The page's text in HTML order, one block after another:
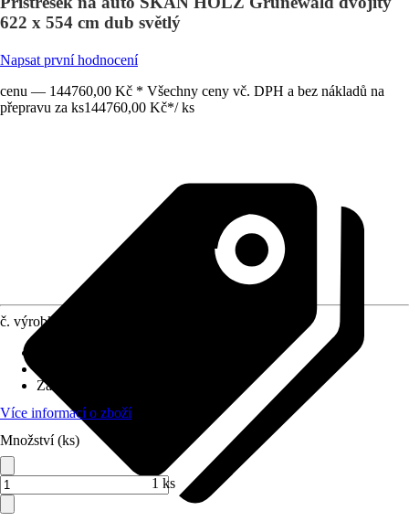
622 x 554 cm dub světlý
Napsat první hodnocení
cenu — 144760,00 Kč * Všechny ceny vč. DPH a bez nákladů na
přepravu za ks144760,00 Kč*/ ks
č. výrobku
Zatížení sněhem
Více informací o zboží
Množství (ks)
1 ks